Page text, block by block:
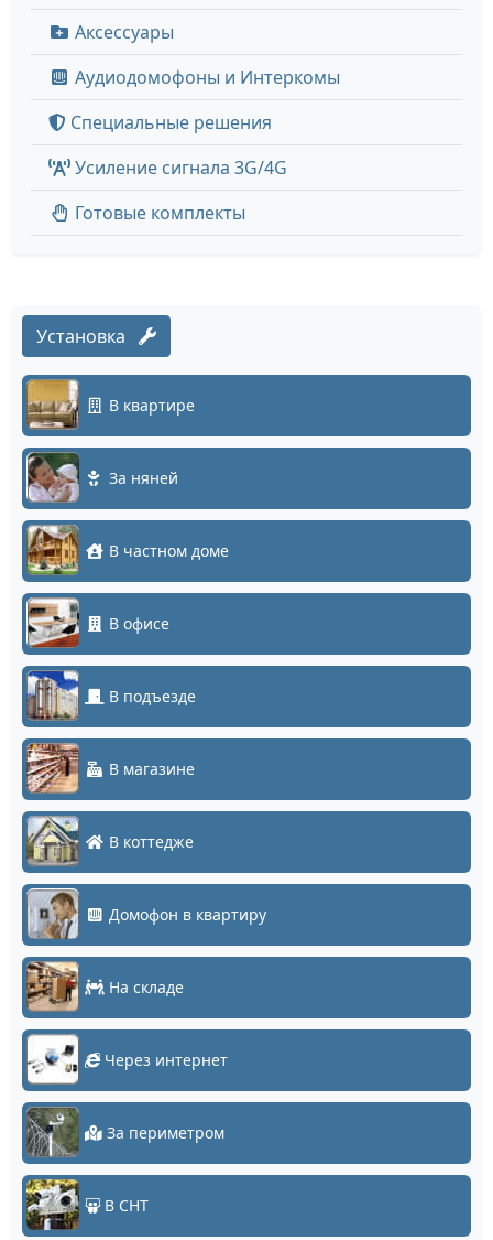
Аксессуары
Аудиодомофоны и Интеркомы
Специальные решения
Усиление сигнала 3G/4G
Готовые комплекты
Установка
В квартире
За няней
В частном доме
В офисе
В подъезде
В магазине
В коттедже
Домофон в квартиру
На складе
Через интернет
За периметром
В СНТ